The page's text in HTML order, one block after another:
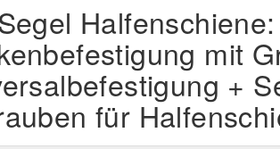
Halfenschiene:
mit
+
für